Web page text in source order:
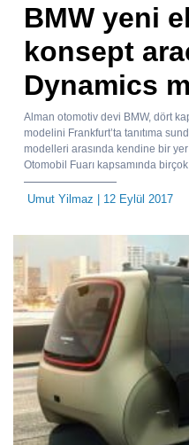
BMW yeni
konsept
Dynamics
Alman otomotiv devi BMW, dört
modelini Frankfurt’ta tanıtıma
modelleri arasında kendine bir
Otomobil Fuarı kapsamında
Umut Yilmaz | 12 Eylül 2017